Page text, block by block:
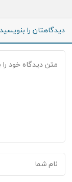
دیدگاهتان را بنویسید